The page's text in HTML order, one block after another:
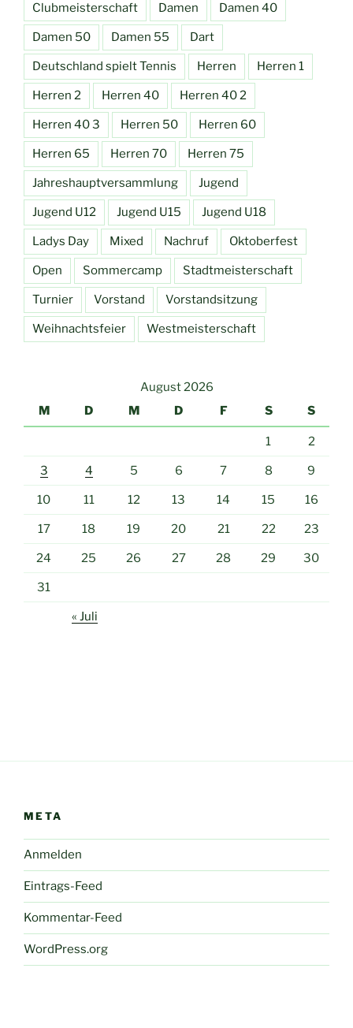
Clubmeisterschaft Damen Damen 40
Damen 50 Damen 55 Dart
Deutschland spielt Tennis Herren Herren 1
Herren 2 Herren 40 Herren 40 2
Herren 40 3 Herren 50 Herren 60
Herren 65 Herren 70 Herren 75
Jahreshauptversammlung Jugend
Jugend U12 Jugend U15 Jugend U18
Ladys Day Mixed Nachruf Oktoberfest
Open Sommercamp Stadtmeisterschaft
Turnier Vorstand Vorstandsitzung
Weihnachtsfeier Westmeisterschaft
August 2026
M
D M D F S S
1 2
3 4 5 6 7 8 9
10 11 12 13 14 15 16
17 18 19 20 21 22 23
24 25 26 27 28 29 30
31
« Juli
META
Anmelden
Eintrags-Feed
Kommentar-Feed
WordPress.org